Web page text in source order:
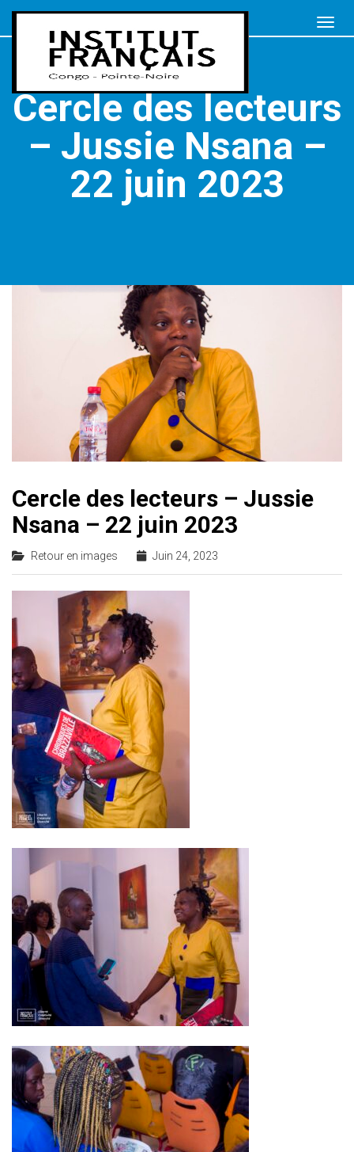
Cercle des lecteurs
– Jussie Nsana –
22 juin 2023
Cercle des lecteurs – Jussie
Nsana – 22 juin 2023
Retour en images Juin 24, 2023